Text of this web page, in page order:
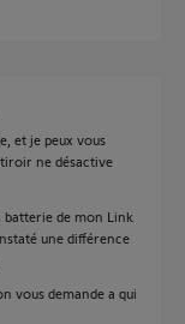
et je peux vous
ne désactive
de mon Link
une différence
vous demande a qui